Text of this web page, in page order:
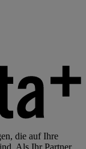
die auf Ihre
Als Ihr Partner